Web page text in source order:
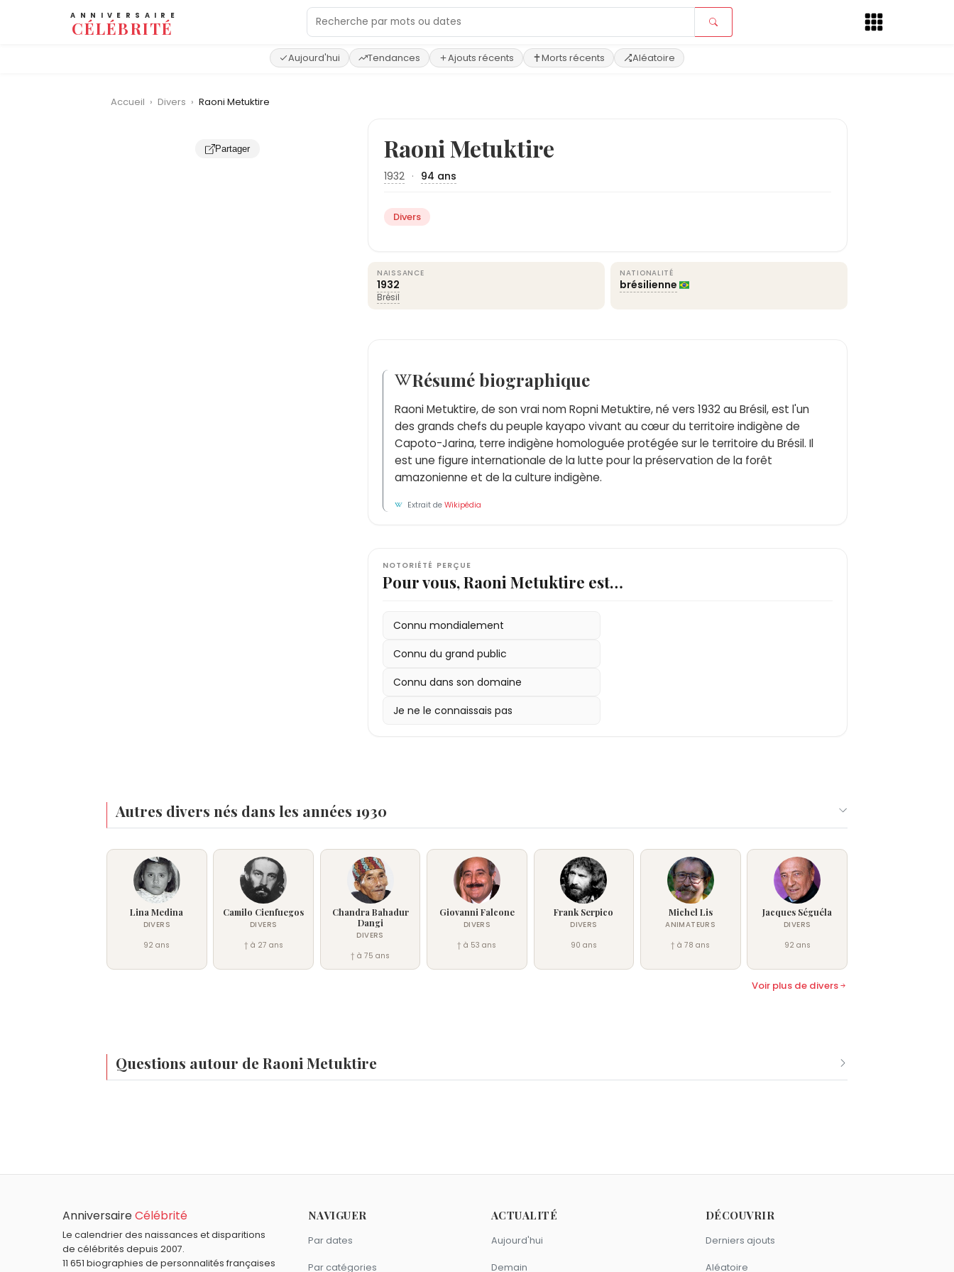
ANNIVERSAIRE
CÉLÉBRITÉ
Aujourd'hui Tendances Ajouts récents Morts récents Aléatoire
Accueil › Divers › Raoni Metuktire
Partager Raoni Metuktire
1932 · 94 ans
Divers
NAISSANCE
1932
Brésil
NATIONALITÉ
brésilienne
Résumé biographique
Raoni Metuktire, de son vrai nom Ropni Metuktire, né vers 1932 au Brésil, est l'un
des grands chefs du peuple kayapo vivant au cœur du territoire indigène de
Capoto-Jarina, terre indigène homologuée protégée sur le territoire du Brésil. Il
est une figure internationale de la lutte pour la préservation de la forêt
amazonienne et de la culture indigène.
Extrait deWikipédia
NOTORIÉTÉ PERÇUE
Pour vous, Raoni Metuktire est…
Connu mondialement
Connu du grand public
Connu dans son domaine
Je ne le connaissais pas
Autres divers nés dans les années 1930
Lina Medina
DIVERS
92 ans
Camilo Cienfuegos
DIVERS
† à 27 ans
Chandra Bahadur
Dangi
DIVERS
† à 75 ans
Giovanni Falcone
DIVERS
† à 53 ans
Frank Serpico
DIVERS
90 ans
Michel Lis
ANIMATEURS
† à 78 ans
Jacques Séguéla
DIVERS
92 ans
Voir plus de divers
Questions autour de Raoni Metuktire
AnniversaireCélébrité
Le calendrier des naissances et disparitions
de célébrités depuis 2007.
11 651 biographies de personnalités françaises
NAVIGUER
Par dates
Par catégories
ACTUALITÉ
Aujourd'hui
Demain
DÉCOUVRIR
Derniers ajouts
Aléatoire